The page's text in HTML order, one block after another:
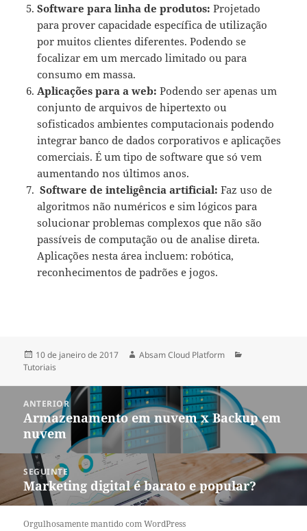
Software para linha de produtos: Projetado
para prover capacidade específica de utilização
por muitos clientes diferentes. Podendo se
focalizar em um mercado limitado ou para
consumo em massa.
Aplicações para a web: Podendo ser apenas um
conjunto de arquivos de hipertexto ou
sofisticados ambientes computacionais podendo
integrar banco de dados corporativos e aplicações
comerciais. É um tipo de software que só vem
aumentando nos últimos anos.
Software de inteligência artificial: Faz uso de
algoritmos não numéricos e sim lógicos para
solucionar problemas complexos que não são
passíveis de computação ou de analise direta.
Aplicações nesta área incluem: robótica,
reconhecimentos de padrões e jogos.
Publicado
em
10 de janeiro de 2017 Autor
Absam Cloud Platform
Tutoriais
ANTERIOR
Post
anterior:
Armazenamento em nuvem x Backup em
nuvem
SEGUINTE
Próximo
post:
Marketing digital é barato e popular?
Orgulhosamente mantido com WordPress